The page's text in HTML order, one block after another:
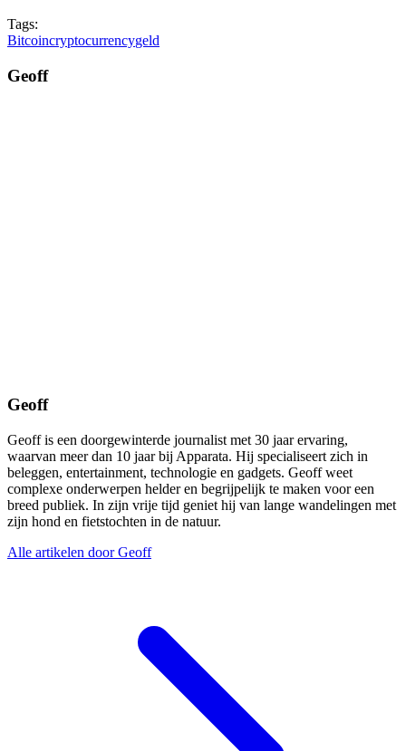
Tags:
Bitcoincryptocurrencygeld
Geoff
Geoff
Geoff is een doorgewinterde journalist met 30 jaar ervaring,
waarvan meer dan 10 jaar bij Apparata. Hij specialiseert zich in
beleggen, entertainment, technologie en gadgets. Geoff weet
complexe onderwerpen helder en begrijpelijk te maken voor een
breed publiek. In zijn vrije tijd geniet hij van lange wandelingen met
zijn hond en fietstochten in de natuur.
Alle artikelen door Geoff